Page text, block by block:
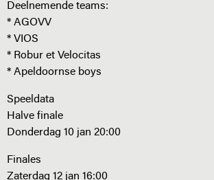
Deelnemende teams:
* AGOVV
* VIOS
* Robur et Velocitas
* Apeldoornse boys
Speeldata
Halve finale
Donderdag 10 jan 20:00
Finales
Zaterdag 12 jan 16:00